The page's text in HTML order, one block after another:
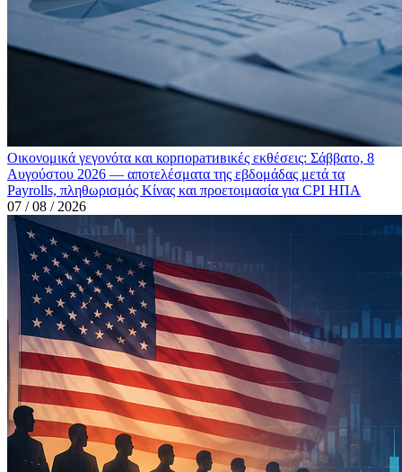
Οικονομικά γεγονότα και корпоративικές εκθέσεις: Σάββατο, 8
Αυγούστου 2026 — αποτελέσματα της εβδομάδας μετά τα
Payrolls, πληθωρισμός Κίνας και προετοιμασία για CPI ΗΠΑ
07 / 08 / 2026